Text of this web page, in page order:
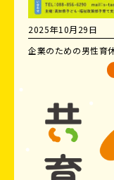
2025年10月29日
企業のための男性育